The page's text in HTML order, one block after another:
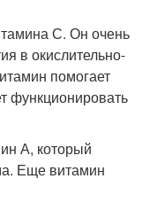
С. Он очень
в окислительно-
помогает
функционировать
А, который
Еще витамин